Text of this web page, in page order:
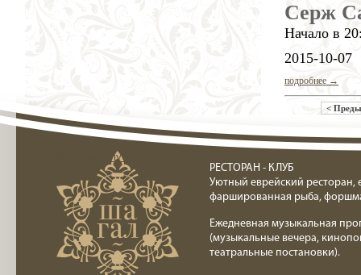
Серж
Начало в
2015-10-07
подробнее →
<
Ресторан клуб Шагал
РЕСТОРАН - КЛУБ
Уютный еврейский ресторан,
фаршированная рыба,
Ежедневная музыкальная
(музыкальные вечера,
театральные постановки).